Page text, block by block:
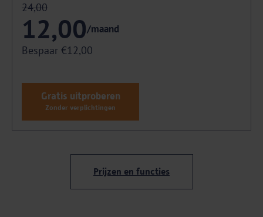
24,00
12,00/maand
Bespaar €12,00
Gratis uitproberen
Zonder verplichtingen
Prijzen en functies